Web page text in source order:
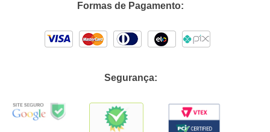
Formas de Pagamento:
Segurança: